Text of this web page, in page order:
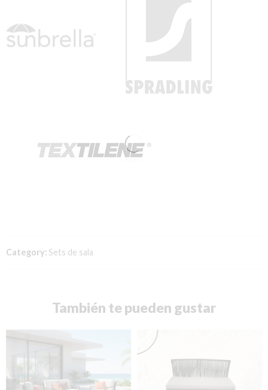
Category: Sets de sala
También te pueden gustar